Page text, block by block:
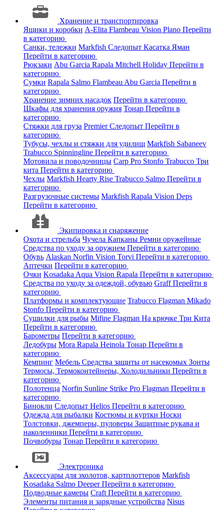
Хранение и транспортировка
Ящики и коробки A-Elita Flambeau Vision Plano Перейти
в категорию
Санки, тележки Markfish Следопыт Касатка Яман
Перейти в категорию
Рюкзаки Abu Garcia Rapala Mitchell Holiday Перейти в
категорию
Сумки Rapala Salmo Flambeau Abu Garcia Перейти в
категорию
Хранение зимних насадок Перейти в категорию
Шкафы для хранения оружия Тонар Перейти в
категорию
Стяжки для груза PremierСледопыт Перейти в
категорию
Тубусы, чехлы и стяжки для удилищ Markfish Sabaneev
Trabucco Spinningline Перейти в категорию
Мотовила и поводочницы Carp Pro Stonfo Trabucco Три
кита Перейти в категорию
Чехлы Markfish Hearty Rise Trabucco Salmo Перейти в
категорию
Разгрузочные системы Markfish Rapala Vision Deps
Перейти в категорию
Экипировка и снаряжение
Охота и стрельба Чучела Капканы Ремни оружейные
Средства по уходу за оружием Перейти в категорию
Обувь Alaskan Norfin Vision Torvi Перейти в категорию
Аптечки Перейти в категорию
Очки Kosadaka Aqua Vision Rapala Перейти в категорию
Средства по уходу за одеждой, обувью GraffПерейти в
категорию
Платформы и комплектующие Trabucco Flagman Mikado
Stonfo Перейти в категорию
Сушилки для рыбы Mifine Flagman На крючке Три Кита
Перейти в категорию
Барометры Перейти в категорию
Ледобуры Mora Rapala Heinola Тонар Перейти в
категорию
Кемпинг Мебель Средства защиты от насекомых Зонты
Термосы, Термоконтейнеры, Холодильники Перейти в
категорию
Полотенца Norfin Sunline Strike Pro Flagman Перейти в
категорию
Бинокли Следопыт Helios Перейти в категорию
Одежда для рыбалки Костюмы и куртки Носки
Толстовки, джемперы, пуловеры Защитные рукава и
наколенники Перейти в категорию
Почвобуры Тонар Перейти в категорию
Электроника
Аксессуары для эхолотов, картплоттеров Markfish
Kosadaka Salmo DeeperПерейти в категорию
Подводные камеры Craft Перейти в категорию
Элементы питания и зарядные устройства Nisus